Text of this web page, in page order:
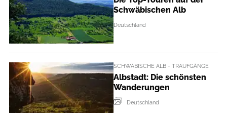
Schwäbischen Alb
Deutschland
SCHWÄBISCHE ALB - TRAUFGÄNGE
Albstadt: Die schönsten
Wanderungen
Deutschland